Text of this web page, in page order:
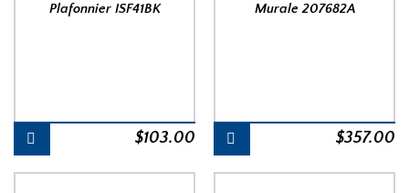
Plafonnier ISF41BK
$103.00
Murale 207682A
$357.00